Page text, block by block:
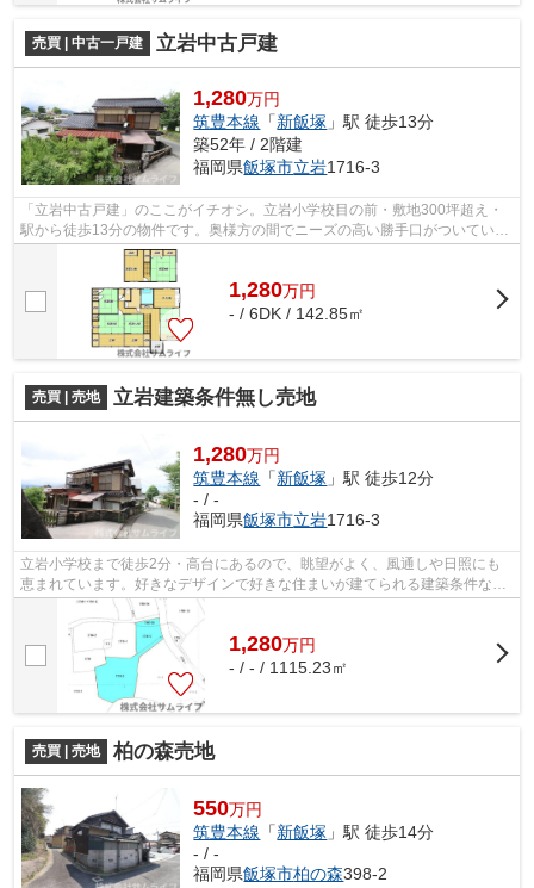
売買 | 中古一戸建 立岩中古戸建
1,280万円
筑豊本線 「新飯塚 」駅 徒歩13分
築52年 / 2階建
福岡県飯塚市立岩1716-3
「立岩中古戸建」のここがイチオシ。立岩小学校目の前・敷地300坪超え・
駅から徒歩13分の物件です。奥様方の間でニーズの高い勝手口がついていま
す。建物面積142.85㎡でご家族と過ごす...
1,280万円
- / 6DK / 142.85㎡
売買 | 売地 立岩建築条件無し売地
1,280万円
筑豊本線 「新飯塚 」駅 徒歩12分
- / -
福岡県飯塚市立岩1716-3
立岩小学校まで徒歩2分・高台にあるので、眺望がよく、風通しや日照にも
恵まれています。好きなデザインで好きな住まいが建てられる建築条件な
し。価格1,280万円でニーズの高い土地で...
1,280万円
- / - / 1115.23㎡
売買 | 売地 柏の森売地
550万円
筑豊本線 「新飯塚 」駅 徒歩14分
- / -
福岡県飯塚市柏の森398-2